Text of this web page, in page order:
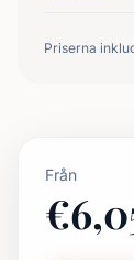
Priserna
Från
€